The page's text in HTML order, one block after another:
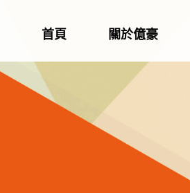
首頁 關於億豪